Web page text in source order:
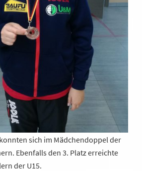
sich im Mädchendoppel der
Ebenfalls den 3. Platz erreichte
der U15.